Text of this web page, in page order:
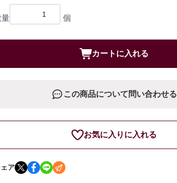
量 個
カートに入れる
この商品について問い合わせる
お気に入りに入れる
ア